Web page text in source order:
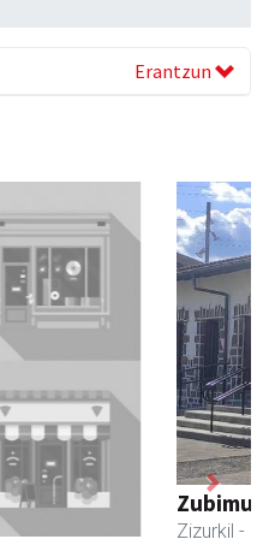
Erantzun
Next